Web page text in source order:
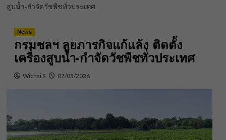
สูบน้ำ-กำจัดวัชพืชทั่วประเทศ
News
กรมชลฯ ลุยภารกิจแก้แล้ง ติดตั้ง
เครื่องสูบน้ำ-กำจัดวัชพืชทั่วประเทศ
Wichai S 07/05/2026